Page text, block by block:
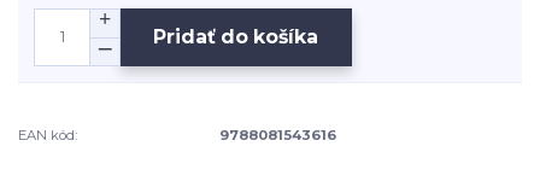
Pridať do košíka
EAN kód: 9788081543616